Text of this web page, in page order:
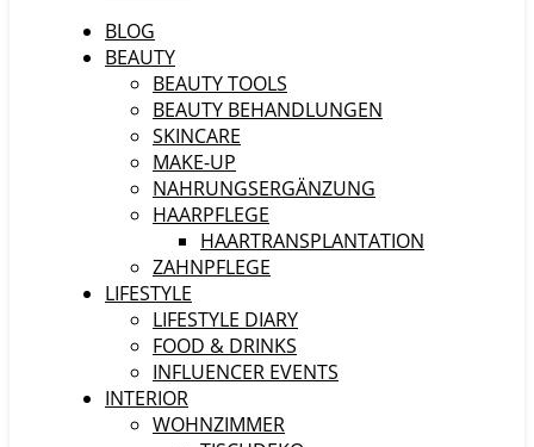
BLOG
BEAUTY
BEAUTY TOOLS
BEAUTY BEHANDLUNGEN
SKINCARE
MAKE-UP
NAHRUNGSERGÄNZUNG
HAARPFLEGE
HAARTRANSPLANTATION
ZAHNPFLEGE
LIFESTYLE
LIFESTYLE DIARY
FOOD & DRINKS
INFLUENCER EVENTS
INTERIOR
WOHNZIMMER